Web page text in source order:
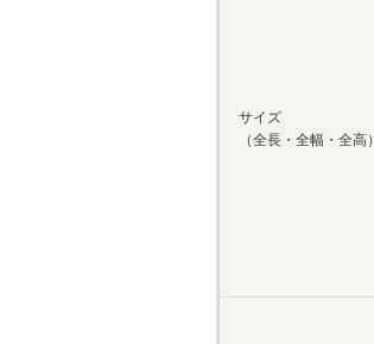
サイズ
（全長・全幅・全高）